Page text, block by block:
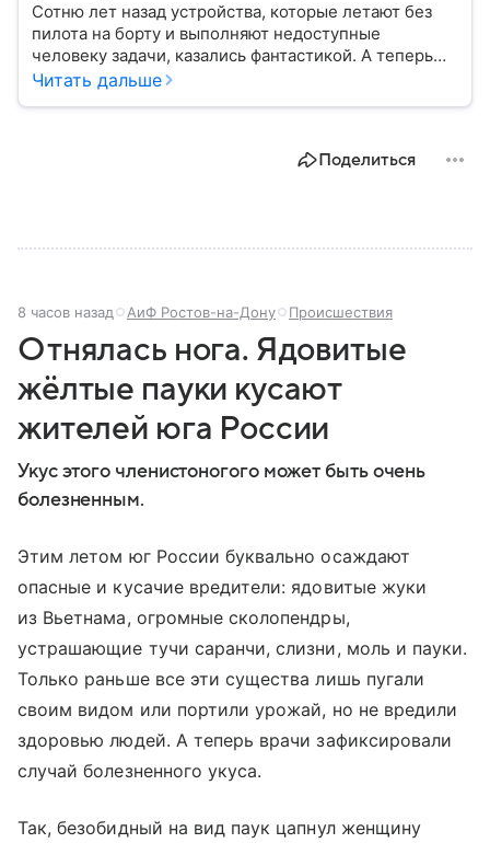
Сотню лет назад устройства, которые летают без
пилота на борту и выполняют недоступные
человеку задачи, казались фантастикой. А теперь
они стали реальностью: собрали главное о
Читать дальше
Поделиться
8 часов назад АиФ Ростов-на-Дону Происшествия
Отнялась нога. Ядовитые
жёлтые пауки кусают
жителей юга России
Укус этого членистоногого может быть очень
болезненным.
Этим летом юг России буквально осаждают
опасные и кусачие вредители: ядовитые жуки
из Вьетнама, огромные сколопендры,
устрашающие тучи саранчи, слизни, моль и пауки.
Только раньше все эти существа лишь пугали
своим видом или портили урожай, но не вредили
здоровью людей. А теперь врачи зафиксировали
случай болезненного укуса.
Так, безобидный на вид паук цапнул женщину